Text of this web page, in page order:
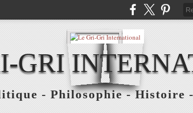
GRI
- Philosophie - Histoire